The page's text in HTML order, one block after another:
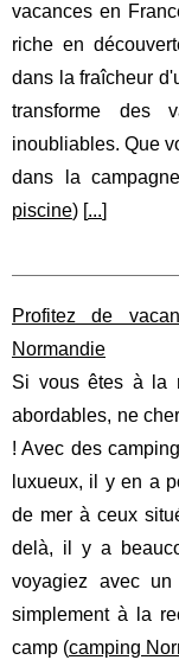
vacances en
riche en
dans la fraîcheur
transforme des
inoubliables. Que
dans la
piscine) [...]
Profitez de
Normandie
Si vous êtes à la
abordables, ne
! Avec des
luxueux, il y en a
de mer à ceux
delà, il y a
voyagiez avec
simplement à la
camp (camping